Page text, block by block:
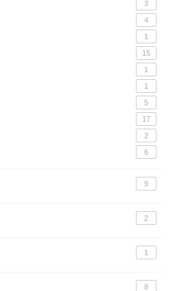
3
4
1
15
1
1
5
17
2
6
9
2
1
8